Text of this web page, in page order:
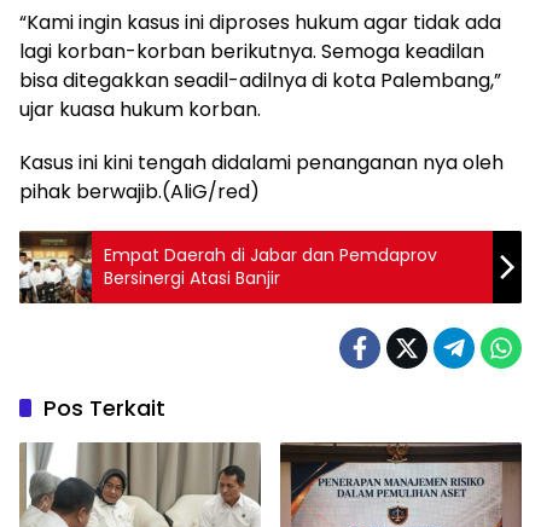
“Kami ingin kasus ini diproses hukum agar tidak ada
lagi korban-korban berikutnya. Semoga keadilan
bisa ditegakkan seadil-adilnya di kota Palembang,”
ujar kuasa hukum korban.
Kasus ini kini tengah didalami penanganan nya oleh
pihak berwajib.(AliG/red)
Empat Daerah di Jabar dan Pemdaprov
Bersinergi Atasi Banjir
Pos Terkait